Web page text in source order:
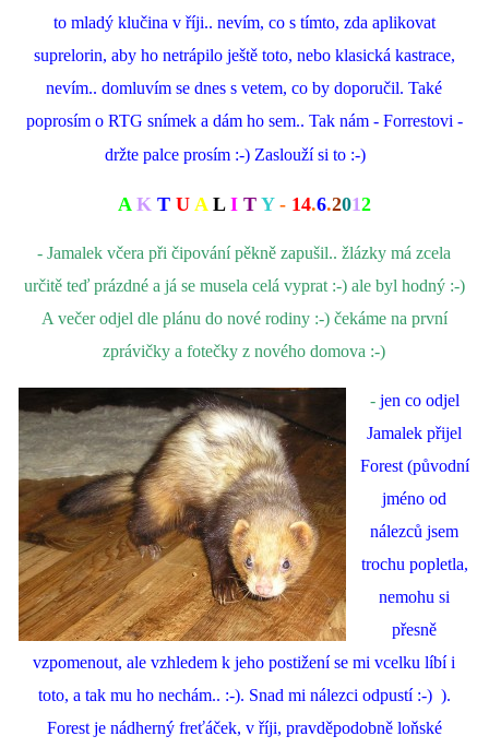
to mladý klučina v říji.. nevím, co s tímto, zda aplikovat
suprelorin, aby ho netrápilo ještě toto, nebo klasická kastrace,
nevím.. domluvím se dnes s vetem, co by doporučil. Také
poprosím o RTG snímek a dám ho sem.. Tak nám - Forrestovi -
držte palce prosím :-) Zaslouží si to :-)
AK T U A L I T Y- 14.6.2012
- Jamalek včera při čipování pěkně zapušil.. žlázky má zcela
určitě teď prázdné a já se musela celá vyprat :-) ale byl hodný :-)
A večer odjel dle plánu do nové rodiny :-) čekáme na první
zprávičky a fotečky z nového domova :-)
- jen co odjel
Jamalek přijel
Forest (původní
jméno od
nálezců jsem
trochu popletla,
nemohu si
přesně
vzpomenout, ale vzhledem k jeho postižení se mi vcelku líbí i
toto, a tak mu ho nechám.. :-). Snad mi nálezci odpustí :-) ).
Forest je nádherný freťáček, v říji, pravděpodobně loňské